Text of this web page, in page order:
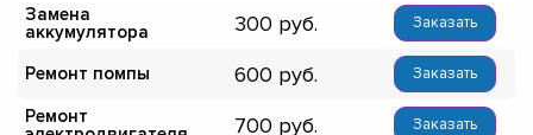
Замена
аккумулятора
300 Заказать
Ремонт помпы 600 Заказать
Ремонт
700 Заказать